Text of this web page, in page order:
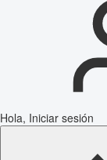
Hola, Iniciar sesión